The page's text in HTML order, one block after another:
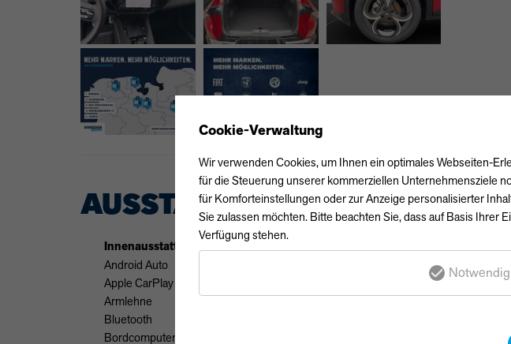
AUSSTATTUNG
Innenausstattung
Android Auto
Apple CarPlay
Armlehne
Bluetooth
Bordcomputer
Beheizbare
Elektr. Seitenspiegel
Leichtmetallfelgen
Cookie-Verwaltung
Wir verwenden Cookies, um Ihnen ein optimales Webseiten-
für die Steuerung unserer kommerziellen Unternehmensziele
für Komforteinstellungen oder zur Anzeige personalisierter
Sie zulassen möchten. Bitte beachten Sie, dass auf Basis
Verfügung stehen.
Notwendig